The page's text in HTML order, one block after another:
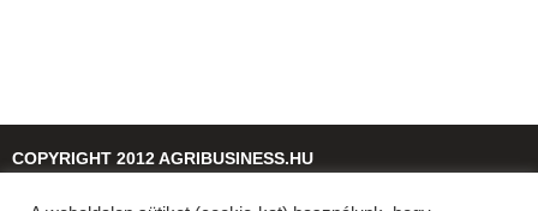
COPYRIGHT 2012 AGRIBUSINESS.HU